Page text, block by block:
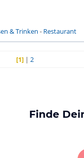
& Trinken - Restaurant
[1] |2
Finde